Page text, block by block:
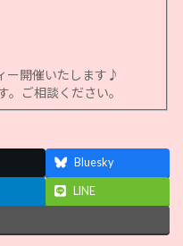
ー開催いたします♪
。ご相談ください。
Bluesky
LINE